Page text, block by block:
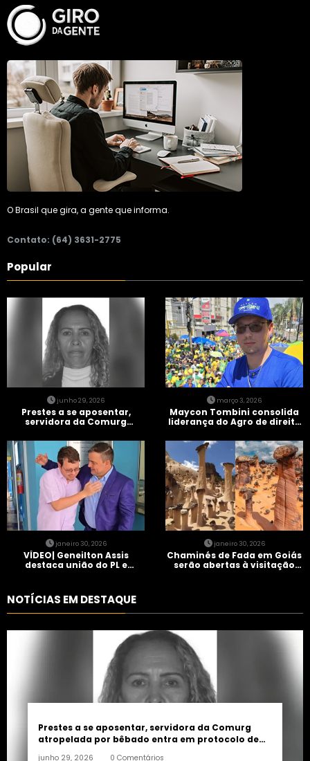
O Brasil que gira, a gente que informa.
Contato: (64) 3631-2775
Popular
junho 29, 2026
Prestes a se aposentar,
servidora da Comurg
entra em protocolo de
morte encefálica
março 3, 2026
Maycon Tombini consolida
liderança do Agro de direita
Brasil” em Goiânia
janeiro 30, 2026
VÍDEO| Geneilton Assis
destaca união do PL e
janeiro 30, 2026
Chaminés de Fada em Goiás
serão abertas à visitação
NOTÍCIAS EM DESTAQUE
Prestes a se aposentar, servidora da Comurg
atropelada por bêbado entra em protocolo de
junho 29, 2026 0 Comentários